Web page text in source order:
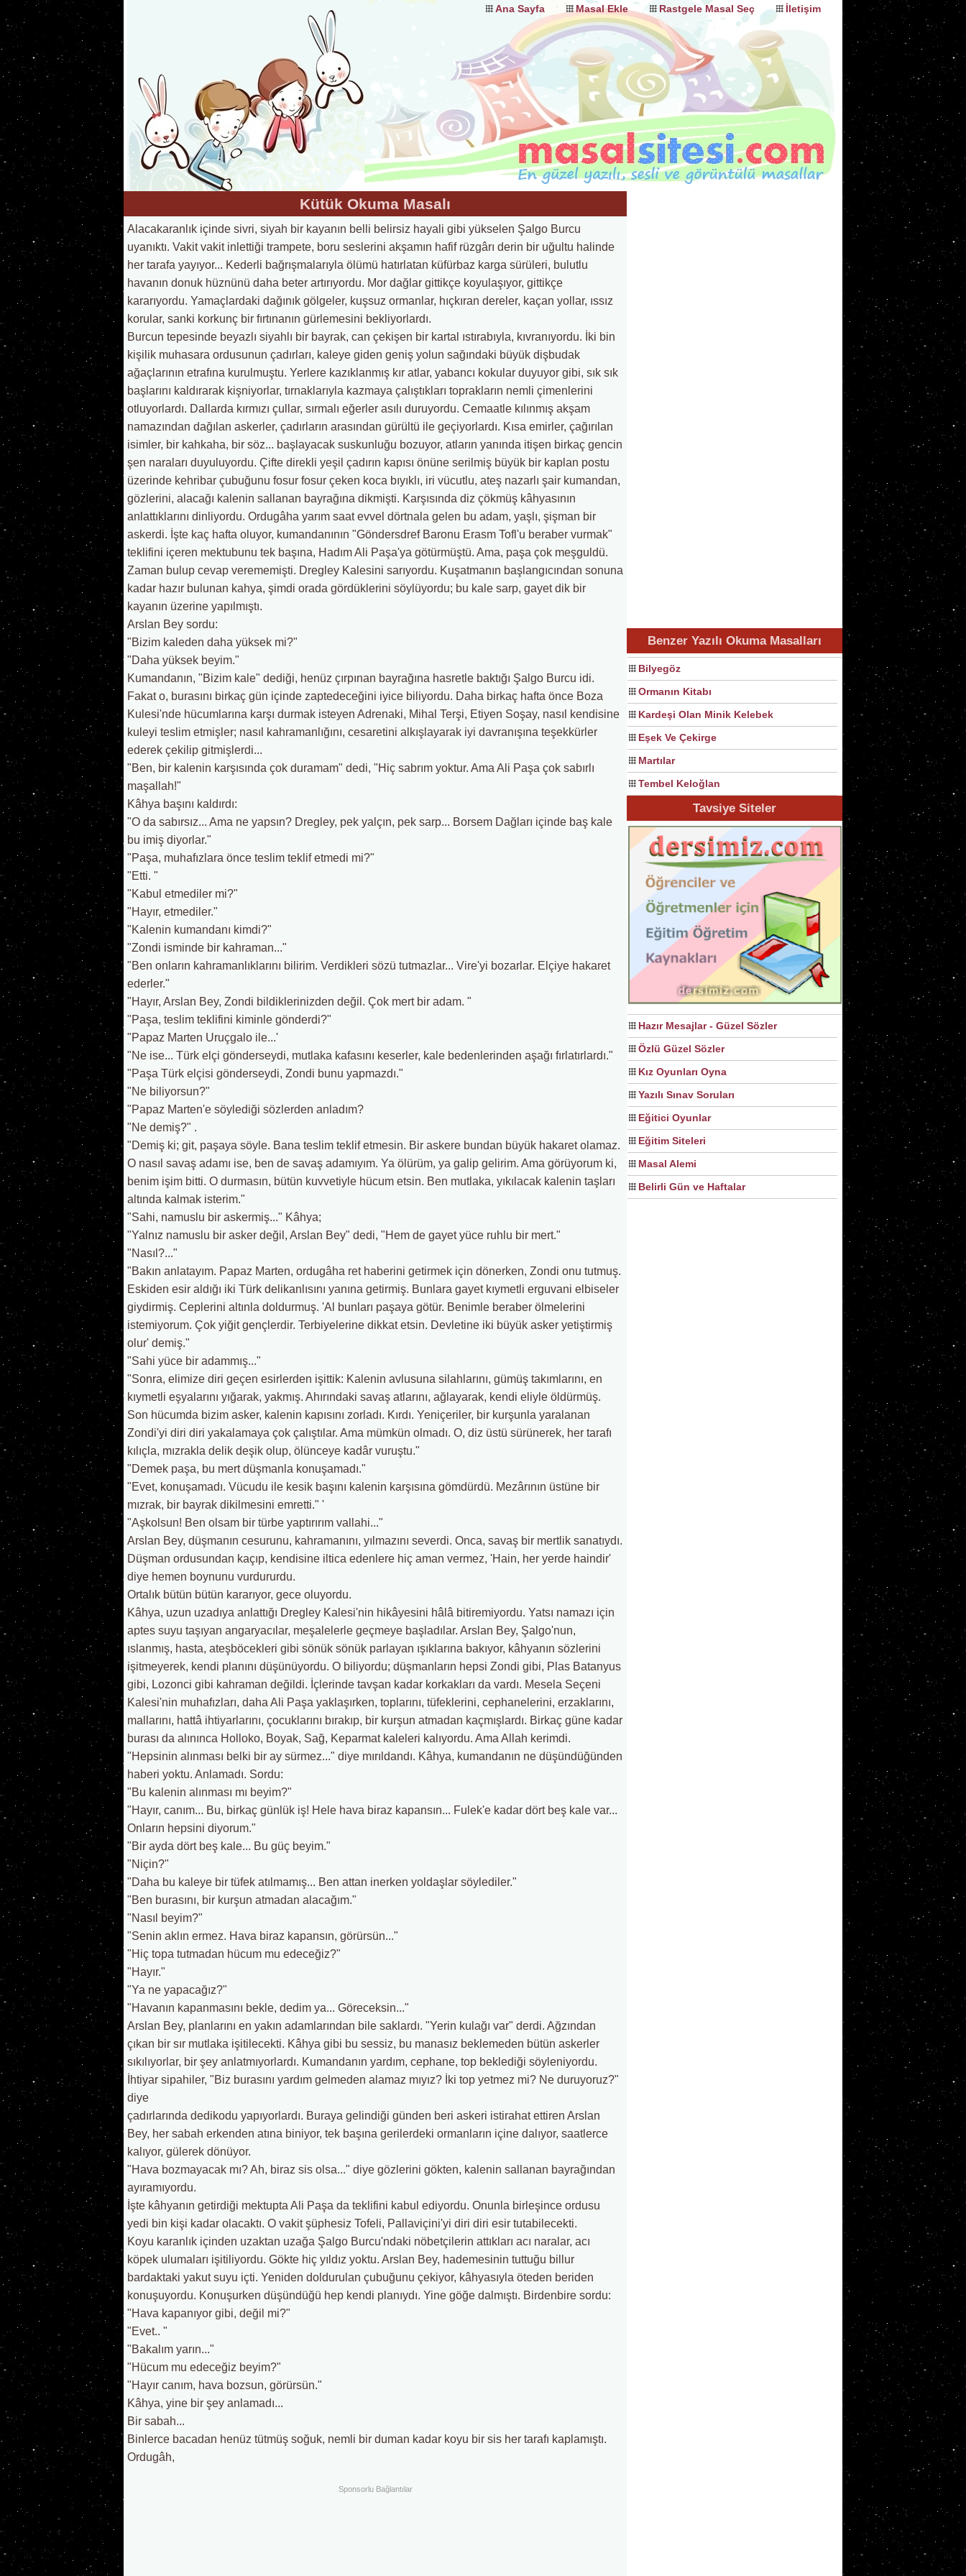
Ana Sayfa Masal Ekle Rastgele Masal Seç İletişim
Kütük Okuma Masalı
Alacakaranlık içinde sivri, siyah bir kayanın belli belirsiz hayali gibi yükselen Şalgo Burcu
uyanıktı. Vakit vakit inlettiği trampete, boru seslerini akşamın hafif rüzgârı derin bir uğultu halinde
her tarafa yayıyor... Kederli bağrışmalarıyla ölümü hatırlatan küfürbaz karga sürüleri, bulutlu
havanın donuk hüznünü daha beter artırıyordu. Mor dağlar gittikçe koyulaşıyor, gittikçe
kararıyordu. Yamaçlardaki dağınık gölgeler, kuşsuz ormanlar, hıçkıran dereler, kaçan yollar, ıssız
korular, sanki korkunç bir fırtınanın gürlemesini bekliyorlardı.
Burcun tepesinde beyazlı siyahlı bir bayrak, can çekişen bir kartal ıstırabıyla, kıvranıyordu. İki bin
kişilik muhasara ordusunun çadırları, kaleye giden geniş yolun sağındaki büyük dişbudak
ağaçlarının etrafına kurulmuştu. Yerlere kazıklanmış kır atlar, yabancı kokular duyuyor gibi, sık sık
başlarını kaldırarak kişniyorlar, tırnaklarıyla kazmaya çalıştıkları toprakların nemli çimenlerini
otluyorlardı. Dallarda kırmızı çullar, sırmalı eğerler asılı duruyordu. Cemaatle kılınmış akşam
namazından dağılan askerler, çadırların arasından gürültü ile geçiyorlardı. Kısa emirler, çağırılan
isimler, bir kahkaha, bir söz... başlayacak suskunluğu bozuyor, atların yanında itişen birkaç gencin
şen naraları duyuluyordu. Çifte direkli yeşil çadırın kapısı önüne serilmiş büyük bir kaplan postu
üzerinde kehribar çubuğunu fosur fosur çeken koca bıyıklı, iri vücutlu, ateş nazarlı şair kumandan,
gözlerini, alacağı kalenin sallanan bayrağına dikmişti. Karşısında diz çökmüş kâhyasının
anlattıklarını dinliyordu. Ordugâha yarım saat evvel dörtnala gelen bu adam, yaşlı, şişman bir
askerdi. İşte kaç hafta oluyor, kumandanının "Göndersdref Baronu Erasm Tofl'u beraber vurmak"
teklifini içeren mektubunu tek başına, Hadım Ali Paşa'ya götürmüştü. Ama, paşa çok meşguldü.
Zaman bulup cevap verememişti. Dregley Kalesini sarıyordu. Kuşatmanın başlangıcından sonuna
kadar hazır bulunan kahya, şimdi orada gördüklerini söylüyordu; bu kale sarp, gayet dik bir
kayanın üzerine yapılmıştı.
Arslan Bey sordu:
"Bizim kaleden daha yüksek mi?"
"Daha yüksek beyim."
Kumandanın, "Bizim kale" dediği, henüz çırpınan bayrağına hasretle baktığı Şalgo Burcu idi.
Fakat o, burasını birkaç gün içinde zaptedeceğini iyice biliyordu. Daha birkaç hafta önce Boza
Kulesi'nde hücumlarına karşı durmak isteyen Adrenaki, Mihal Terşi, Etiyen Soşay, nasıl kendisine
kuleyi teslim etmişler; nasıl kahramanlığını, cesaretini alkışlayarak iyi davranışına teşekkürler
ederek çekilip gitmişlerdi...
"Ben, bir kalenin karşısında çok duramam" dedi, "Hiç sabrım yoktur. Ama Ali Paşa çok sabırlı
maşallah!"
Kâhya başını kaldırdı:
"O da sabırsız... Ama ne yapsın? Dregley, pek yalçın, pek sarp... Borsem Dağları içinde baş kale
bu imiş diyorlar."
"Paşa, muhafızlara önce teslim teklif etmedi mi?"
"Etti. "
"Kabul etmediler mi?"
"Hayır, etmediler."
"Kalenin kumandanı kimdi?"
"Zondi isminde bir kahraman..."
"Ben onların kahramanlıklarını bilirim. Verdikleri sözü tutmazlar... Vire'yi bozarlar. Elçiye hakaret
ederler."
"Hayır, Arslan Bey, Zondi bildiklerinizden değil. Çok mert bir adam. "
"Paşa, teslim teklifini kiminle gönderdi?"
"Papaz Marten Uruçgalo ile...'
"Ne ise... Türk elçi gönderseydi, mutlaka kafasını keserler, kale bedenlerinden aşağı fırlatırlardı."
"Paşa Türk elçisi gönderseydi, Zondi bunu yapmazdı."
"Ne biliyorsun?"
"Papaz Marten'e söylediği sözlerden anladım?
"Ne demiş?" .
"Demiş ki; git, paşaya söyle. Bana teslim teklif etmesin. Bir askere bundan büyük hakaret olamaz.
O nasıl savaş adamı ise, ben de savaş adamıyım. Ya ölürüm, ya galip gelirim. Ama görüyorum ki,
benim işim bitti. O durmasın, bütün kuvvetiyle hücum etsin. Ben mutlaka, yıkılacak kalenin taşları
altında kalmak isterim."
"Sahi, namuslu bir askermiş..." Kâhya;
"Yalnız namuslu bir asker değil, Arslan Bey" dedi, "Hem de gayet yüce ruhlu bir mert."
"Nasıl?..."
"Bakın anlatayım. Papaz Marten, ordugâha ret haberini getirmek için dönerken, Zondi onu tutmuş.
Eskiden esir aldığı iki Türk delikanlısını yanına getirmiş. Bunlara gayet kıymetli erguvani elbiseler
giydirmiş. Ceplerini altınla doldurmuş. 'Al bunları paşaya götür. Benimle beraber ölmelerini
istemiyorum. Çok yiğit gençlerdir. Terbiyelerine dikkat etsin. Devletine iki büyük asker yetiştirmiş
olur' demiş."
"Sahi yüce bir adammış..."
"Sonra, elimize diri geçen esirlerden işittik: Kalenin avlusuna silahlarını, gümüş takımlarını, en
kıymetli eşyalarını yığarak, yakmış. Ahırındaki savaş atlarını, ağlayarak, kendi eliyle öldürmüş.
Son hücumda bizim asker, kalenin kapısını zorladı. Kırdı. Yeniçeriler, bir kurşunla yaralanan
Zondi'yi diri diri yakalamaya çok çalıştılar. Ama mümkün olmadı. O, diz üstü sürünerek, her tarafı
kılıçla, mızrakla delik deşik olup, ölünceye kadâr vuruştu."
"Demek paşa, bu mert düşmanla konuşamadı."
"Evet, konuşamadı. Vücudu ile kesik başını kalenin karşısına gömdürdü. Mezârının üstüne bir
mızrak, bir bayrak dikilmesini emretti." '
"Aşkolsun! Ben olsam bir türbe yaptırırım vallahi..."
Arslan Bey, düşmanın cesurunu, kahramanını, yılmazını severdi. Onca, savaş bir mertlik sanatıydı.
Düşman ordusundan kaçıp, kendisine iltica edenlere hiç aman vermez, 'Hain, her yerde haindir'
diye hemen boynunu vurdururdu.
Ortalık bütün bütün kararıyor, gece oluyordu.
Kâhya, uzun uzadıya anlattığı Dregley Kalesi'nin hikâyesini hâlâ bitiremiyordu. Yatsı namazı için
aptes suyu taşıyan angaryacılar, meşalelerle geçmeye başladılar. Arslan Bey, Şalgo'nun,
ıslanmış, hasta, ateşböcekleri gibi sönük sönük parlayan ışıklarına bakıyor, kâhyanın sözlerini
işitmeyerek, kendi planını düşünüyordu. O biliyordu; düşmanların hepsi Zondi gibi, Plas Batanyus
gibi, Lozonci gibi kahraman değildi. İçlerinde tavşan kadar korkakları da vardı. Mesela Seçeni
Kalesi'nin muhafızları, daha Ali Paşa yaklaşırken, toplarını, tüfeklerini, cephanelerini, erzaklarını,
mallarını, hattâ ihtiyarlarını, çocuklarını bırakıp, bir kurşun atmadan kaçmışlardı. Birkaç güne kadar
burası da alınınca Holloko, Boyak, Sağ, Keparmat kaleleri kalıyordu. Ama Allah kerimdi.
"Hepsinin alınması belki bir ay sürmez..." diye mırıldandı. Kâhya, kumandanın ne düşündüğünden
haberi yoktu. Anlamadı. Sordu:
"Bu kalenin alınması mı beyim?"
"Hayır, canım... Bu, birkaç günlük iş! Hele hava biraz kapansın... Fulek'e kadar dört beş kale var...
Onların hepsini diyorum."
"Bir ayda dört beş kale... Bu güç beyim."
"Niçin?"
"Daha bu kaleye bir tüfek atılmamış... Ben attan inerken yoldaşlar söylediler."
"Ben burasını, bir kurşun atmadan alacağım."
"Nasıl beyim?"
"Senin aklın ermez. Hava biraz kapansın, görürsün..."
"Hiç topa tutmadan hücum mu edeceğiz?"
"Hayır."
"Ya ne yapacağız?"
"Havanın kapanmasını bekle, dedim ya... Göreceksin..."
Arslan Bey, planlarını en yakın adamlarından bile saklardı. "Yerin kulağı var" derdi. Ağzından
çıkan bir sır mutlaka işitilecekti. Kâhya gibi bu sessiz, bu manasız beklemeden bütün askerler
sıkılıyorlar, bir şey anlatmıyorlardı. Kumandanın yardım, cephane, top beklediği söyleniyordu.
İhtiyar sipahiler, "Biz burasını yardım gelmeden alamaz mıyız? İki top yetmez mi? Ne duruyoruz?"
diye
çadırlarında dedikodu yapıyorlardı. Buraya gelindiği günden beri askeri istirahat ettiren Arslan
Bey, her sabah erkenden atına biniyor, tek başına gerilerdeki ormanların içine dalıyor, saatlerce
kalıyor, gülerek dönüyor.
"Hava bozmayacak mı? Ah, biraz sis olsa..." diye gözlerini gökten, kalenin sallanan bayrağından
ayıramıyordu.
İşte kâhyanın getirdiği mektupta Ali Paşa da teklifini kabul ediyordu. Onunla birleşince ordusu
yedi bin kişi kadar olacaktı. O vakit şüphesiz Tofeli, Pallaviçini'yi diri diri esir tutabilecekti.
Koyu karanlık içinden uzaktan uzağa Şalgo Burcu'ndaki nöbetçilerin attıkları acı naralar, acı
köpek ulumaları işitiliyordu. Gökte hiç yıldız yoktu. Arslan Bey, hademesinin tuttuğu billur
bardaktaki yakut suyu içti. Yeniden doldurulan çubuğunu çekiyor, kâhyasıyla öteden beriden
konuşuyordu. Konuşurken düşündüğü hep kendi planıydı. Yine göğe dalmıştı. Birdenbire sordu:
"Hava kapanıyor gibi, değil mi?"
"Evet.. "
"Bakalım yarın..."
"Hücum mu edeceğiz beyim?"
"Hayır canım, hava bozsun, görürsün."
Kâhya, yine bir şey anlamadı...
Bir sabah...
Binlerce bacadan henüz tütmüş soğuk, nemli bir duman kadar koyu bir sis her tarafı kaplamıştı.
Ordugâh,
Sponsorlu Bağlantılar
Benzer Yazılı Okuma Masalları
Bilyegöz
Ormanın Kitabı
Kardeşi Olan Minik Kelebek
Eşek Ve Çekirge
Martılar
Tembel Keloğlan
Tavsiye Siteler
Hazır Mesajlar - Güzel Sözler
Özlü Güzel Sözler
Kız Oyunları Oyna
Yazılı Sınav Soruları
Eğitici Oyunlar
Eğitim Siteleri
Masal Alemi
Belirli Gün ve Haftalar